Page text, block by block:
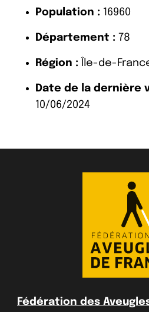
Population : 16960
Département : 78
Région : Île-de-
Date de la dernière
10/06/2024
Fédération des